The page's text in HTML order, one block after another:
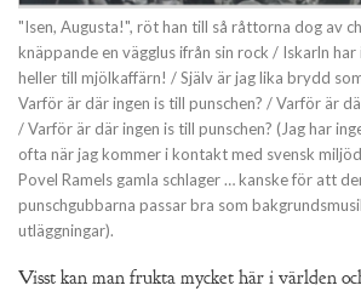
"Isen, Augusta!", röt han till så råttorna dog av
knäppande en vägglus ifrån sin rock / Iskarln
heller till mjölkaffärn! / Själv är jag lika brydd
Varför är där ingen is till punschen? / Varför är
/ Varför är där ingen is till punschen? (Jag har
ofta när jag kommer i kontakt med svensk
Povel Ramels gamla schlager … kanske för att
punschgubbarna passar bra som
utläggningar).
Visst kan man frukta mycket här i världen